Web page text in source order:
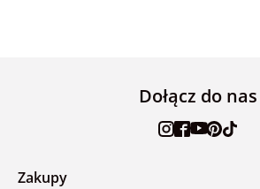
Dołącz do nas
Zakupy